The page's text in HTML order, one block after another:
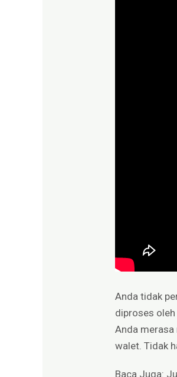
Anda tidak
diproses
Anda
walet. Tidak
Baca Juga: